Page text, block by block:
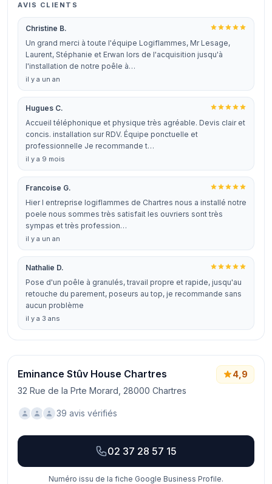
AVIS CLIENTS
Christine B.
Un grand merci à toute l'équipe Logiflammes, Mr Lesage,
Laurent, Stéphanie et Erwan lors de l'acquisition jusqu'à
l'installation de notre poêle à…
il y a un an
Hugues C.
Accueil téléphonique et physique très agréable. Devis clair et
concis. installation sur RDV. Équipe ponctuelle et
professionnelle Je recommande t…
il y a 9 mois
Francoise G.
Hier l entreprise logiflammes de Chartres nous a installé notre
poele nous sommes très satisfait les ouvriers sont très
sympas et très profession…
il y a un an
Nathalie D.
Pose d'un poêle à granulés, travail propre et rapide, jusqu'au
retouche du parement, poseurs au top, je recommande sans
aucun problème
il y a 3 ans
Eminance Stûv House Chartres
32 Rue de la Prte Morard, 28000 Chartres
4,9
39 avis vérifiés
02 37 28 57 15
Numéro issu de la fiche Google Business Profile.